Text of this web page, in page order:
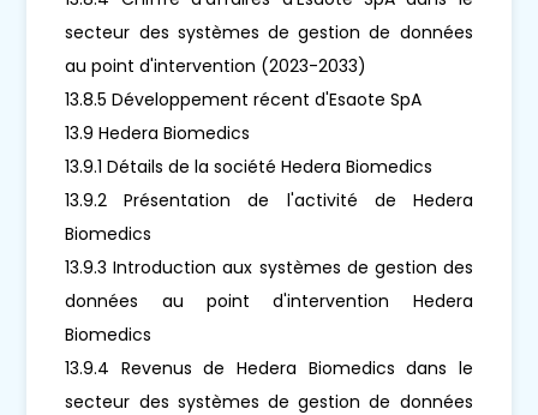
secteur des systèmes de gestion de données
au point d'intervention (2023-2033)
13.8.5 Développement récent d'Esaote SpA
13.9 Hedera Biomedics
13.9.1 Détails de la société Hedera Biomedics
13.9.2 Présentation de l'activité de Hedera
Biomedics
13.9.3 Introduction aux systèmes de gestion des
données au point d'intervention Hedera
Biomedics
13.9.4 Revenus de Hedera Biomedics dans le
secteur des systèmes de gestion de données